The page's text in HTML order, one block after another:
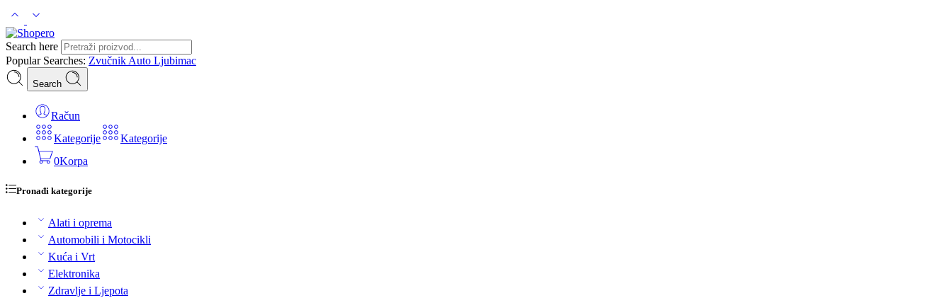
Search here
Popular Searches: Zvučnik Auto Ljubimac
Search
Račun
Kategorije
Kategorije
0Korpa
Pronađi kategorije
Alati i oprema
Automobili i Motocikli
Kuća i Vrt
Elektronika
Zdravlje i Ljepota